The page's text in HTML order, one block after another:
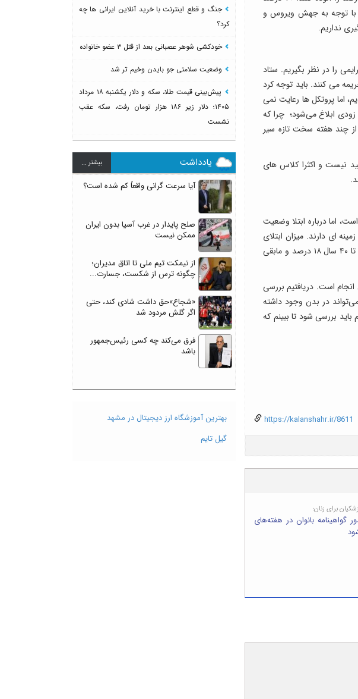
با توجه به جهش ویروس و
را در نظر بگیریم. ستاد
را بررسی می کند. اگر در اروپا کسی ماسک نزند از ۱۵۰ یورو تا ۵۰۰ یورو جریمه می کنند. باید توجه کرد
اما پروتکل ها رعایت نمی
ابلاغ می‌شود؛ چرا که
چند هفته سخت تازه سیر
نیست و اکثرا کلاس های
کرونا در ایران، گفت: میانگین سنی فوتی ها به ۷۰.۵ سال رسیده است، اما درباره ابتلا وضعیت
در بالای ۷۰ سال اتفاق می‌افتد. ۸۲ درصد فوتی ها بین یک تا ۴ بیماری زمینه ای دارند. میزان ابتلای
ایرانیان زیر ۱۰ سال کمتر از ۴ تا ۵ درصد، سنین ۱۰ تا ۲۰ سال ۹ درصد، سنین ۲۰ تا ۳۰ سال ۱۵ درصد و ۳۰ تا ۴۰ سال ۱۸ درصد و مابقی
انجام است. دریافتیم بررسی
بعد ارزش ندارد؛ چرا که یک فرد می‌تواند تا یک ماه مثبت باشد و ویروس تا ۲ ماه می‌تواند در بدن وجود داشته
هم باید بررسی شود تا ببینم که
https://kalanshahr.ir/8611
برای زنان؛
گواهینامه بانوان در هفته‌های
جنگ و قطع اینترنت با خرید آنلاین ایرانی ها چه
کرد؟
خودکشی شوهر عصبانی بعد از قتل ۳ عضو خانواده
وضعیت سلامتی جو بایدن وخیم تر شد
پیش‌بینی قیمت طلا، سکه و دلار یکشنبه ۱۸ مرداد
۱۴۰۵؛ دلار زیر ۱۸۶ هزار تومان رفت، سکه عقب
نشست
یادداشت بيشتر ...
آیا سرعت گرانی واقعاً کم شده است؟
صلح پایدار در غرب آسیا بدون ایران
ممکن نیست
از نیمکت تیم ملی تا اتاق مدیران؛
چگونه ترس از شکست، جسارت...
«شجاع»حق داشت شادی کند، حتی
اگر گلش مردود شد
فرق می‌کند چه کسی رئیس‌جمهور
باشد
بهترین آموزشگاه ارز دیجیتال در مشهد
گیل تایم